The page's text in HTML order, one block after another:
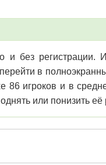
и без регистрации.
перейти в
86 игроков и в
или понизить её